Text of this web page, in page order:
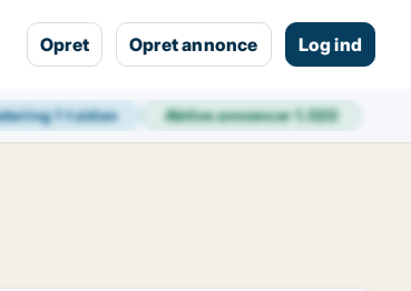
Opret Opret annonce Log ind
1 t siden Aktive annoncer1.020